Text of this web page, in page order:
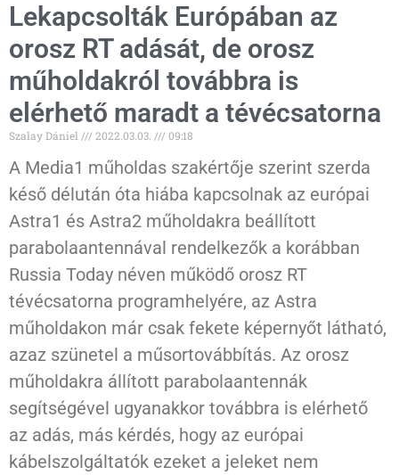
Lekapcsolták Európában az
orosz RT adását, de orosz
műholdakról továbbra is
elérhető maradt a tévécsatorna
Szalay Dániel 2022.03.03. 09:18
A Media1 műholdas szakértője szerint szerda
késő délután óta hiába kapcsolnak az európai
Astra1 és Astra2 műholdakra beállított
parabolaantennával rendelkezők a korábban
Russia Today néven működő orosz RT
tévécsatorna programhelyére, az Astra
műholdakon már csak fekete képernyőt látható,
azaz szünetel a műsortovábbítás. Az orosz
műholdakra állított parabolaantennák
segítségével ugyanakkor továbbra is elérhető
az adás, más kérdés, hogy az európai
kábelszolgáltatók ezeket a jeleket nem